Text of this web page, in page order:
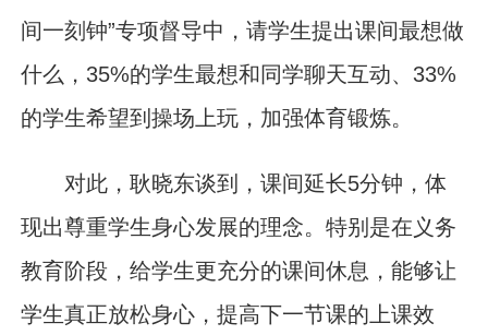
间一刻钟”专项督导中，请学生提出课间最想做
什么，35%的学生最想和同学聊天互动、33%
的学生希望到操场上玩，加强体育锻炼。
对此，耿晓东谈到，课间延长5分钟，体
现出尊重学生身心发展的理念。特别是在义务
教育阶段，给学生更充分的课间休息，能够让
学生真正放松身心，提高下一节课的上课效